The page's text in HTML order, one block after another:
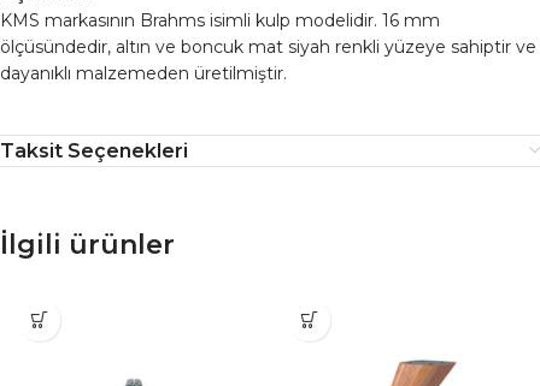
KMS markasının Brahms isimli kulp modelidir. 16 mm
ölçüsündedir, altın ve boncuk mat siyah renkli yüzeye sahiptir ve
dayanıklı malzemeden üretilmiştir.
Taksit Seçenekleri
İlgili ürünler